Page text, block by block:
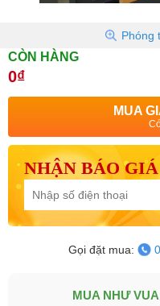
Phóng
CÒN HÀNG
0₫
MUA
NHẬN BÁO
Gọi đặt mua:
MUA NHƯ